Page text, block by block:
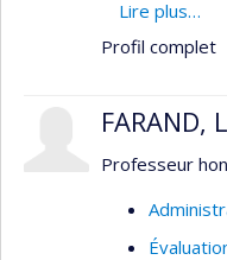
Gestion
d’affaires
Gestion
Lire plus…
Profil complet
FARAND,
Professeur